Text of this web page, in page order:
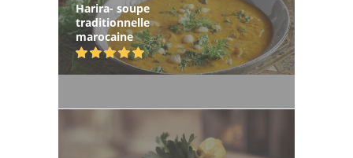
Harira- soupe
traditionnelle
marocaine